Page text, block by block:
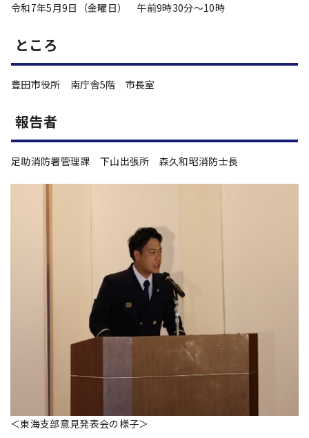
令和7年5月9日（金曜日） 午前9時30分～10時
ところ
豊田市役所 南庁舎5階 市長室
報告者
足助消防署管理課 下山出張所 森久和昭消防士長
＜東海支部意見発表会の様子＞